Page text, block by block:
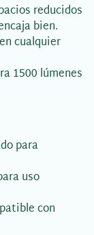
reducidos
bien.
cualquier
1500 lúmenes
para
uso
con